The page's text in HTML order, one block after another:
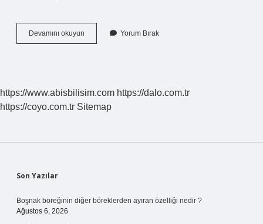
Devamını okuyun
Balığımı
Yorum Bırak
https://www.abisbilisim.com https://dalo.com.tr
https://coyo.com.tr Sitemap
Sidebar
Son Yazılar
Boşnak böreğinin diğer böreklerden ayıran özelliği nedir ?
Ağustos 6, 2026